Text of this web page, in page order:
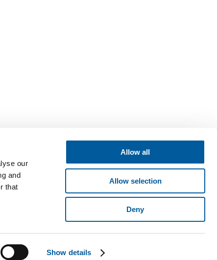
our
and
that
Show details
Allow all
Allow selection
Deny
Pyšelská 2327/2, Chodov, 149 00 Praha 4. © 2026 Fatra, a.s. •